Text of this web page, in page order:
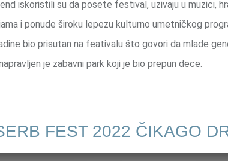
iskoristili su da posete festival, uzivaju u muzici,
i ponude široku lepezu kulturno umetničkog
bio prisutan na feativalu što govori da mlade
je zabavni park koji je bio prepun dece.
FEST 2022 ČIKAGO